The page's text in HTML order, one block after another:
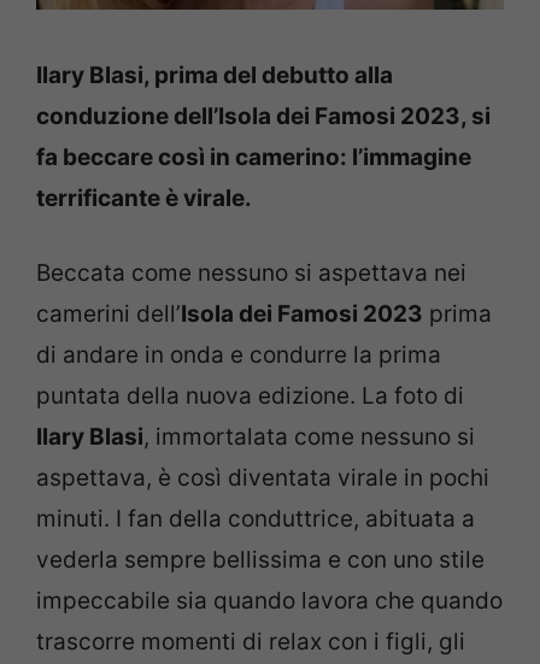
Ilary Blasi, prima del debutto alla
conduzione dell’Isola dei Famosi 2023, si
fa beccare così in camerino: l’immagine
terrificante è virale.
Beccata come nessuno si aspettava nei
camerini dell’Isola dei Famosi 2023 prima
di andare in onda e condurre la prima
puntata della nuova edizione. La foto di
Ilary Blasi, immortalata come nessuno si
aspettava, è così diventata virale in pochi
minuti. I fan della conduttrice, abituata a
vederla sempre bellissima e con uno stile
impeccabile sia quando lavora che quando
trascorre momenti di relax con i figli, gli